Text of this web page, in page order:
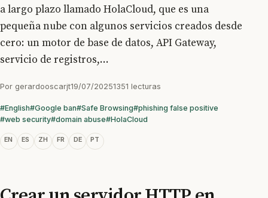
a largo plazo llamado HolaCloud, que es una
pequeña nube con algunos servicios creados desde
cero: un motor de base de datos, API Gateway,
servicio de registros,...
Por gerardooscarjt19/07/20251351 lecturas
#English#Google ban#Safe Browsing#phishing false positive
#web security#domain abuse#HolaCloud
EN ES ZH FR DE PT